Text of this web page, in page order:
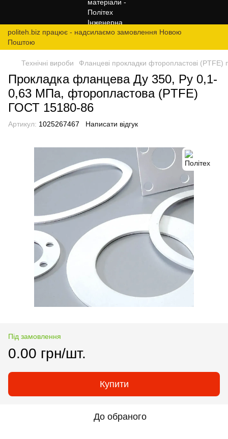
politeh.biz працює - надсилаємо замовлення Новою
Поштою
Технічні вироби Фланцеві прокладки фторопластові (PTFE)
Прокладка фланцева Ду 350, Ру 0,1-
0,63 МПа, фторопластова (PTFE)
ГОСТ 15180-86
Артикул: 1025267467 Написати відгук
Під замовлення
0.00 грн/шт.
Купити
До обраного